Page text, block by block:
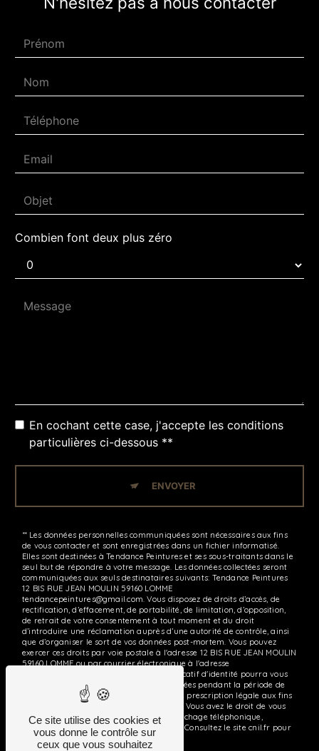
Combien font deux plus zéro
En cochant cette case, j'accepte les conditions
particulières ci-dessous **
ENVOYER
** Les données personnelles communiquées sont nécessaires aux fins
de vous contacter et sont enregistrées dans un fichier informatisé.
Elles sont destinées à Tendance Peintures et ses sous-traitants dans le
seul but de répondre à votre message. Les données collectées seront
communiquées aux seuls destinataires suivants: Tendance Peintures
12 BIS RUE JEAN MOULIN 59160 LOMME
tendancepeintures@gmail.com. Vous disposez de droits d’accès, de
rectification, d’effacement, de portabilité, de limitation, d’opposition,
de retrait de votre consentement à tout moment et du droit
d’introduire une réclamation auprès d’une autorité de contrôle, ainsi
que d’organiser le sort de vos données post-mortem. Vous pouvez
exercer ces droits par voie postale à l'adresse 12 BIS RUE JEAN MOULIN
59160 LOMME ou par courrier électronique à l'adresse
tendancepeintures@gmail.com. Un justificatif d'identité pourra vous
être demandé. Nous conservons vos données pendant la période de
prise de contact puis pendant la durée de prescription légale aux fins
probatoires et de gestion des contentieux. Vous avez le droit de vous
inscrire sur la liste d'opposition au démarchage téléphonique,
disponible à cette adresse: Bloctel.gouv.fr
. Consultez le site cnil.fr pour
plus d’informations sur vos droits.
Ce site utilise des cookies et
vous donne le contrôle sur
ceux que vous souhaitez